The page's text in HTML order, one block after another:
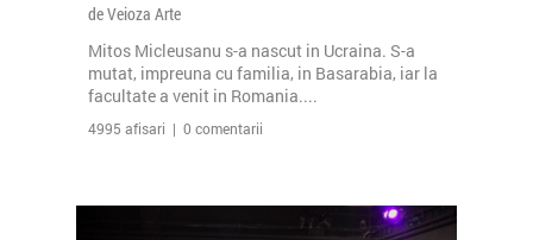
de Veioza Arte
Mitos Micleusanu s-a nascut in Ucraina. S-a
mutat, impreuna cu familia, in Basarabia, iar la
facultate a venit in Romania....
4995 afisari | 0 comentarii